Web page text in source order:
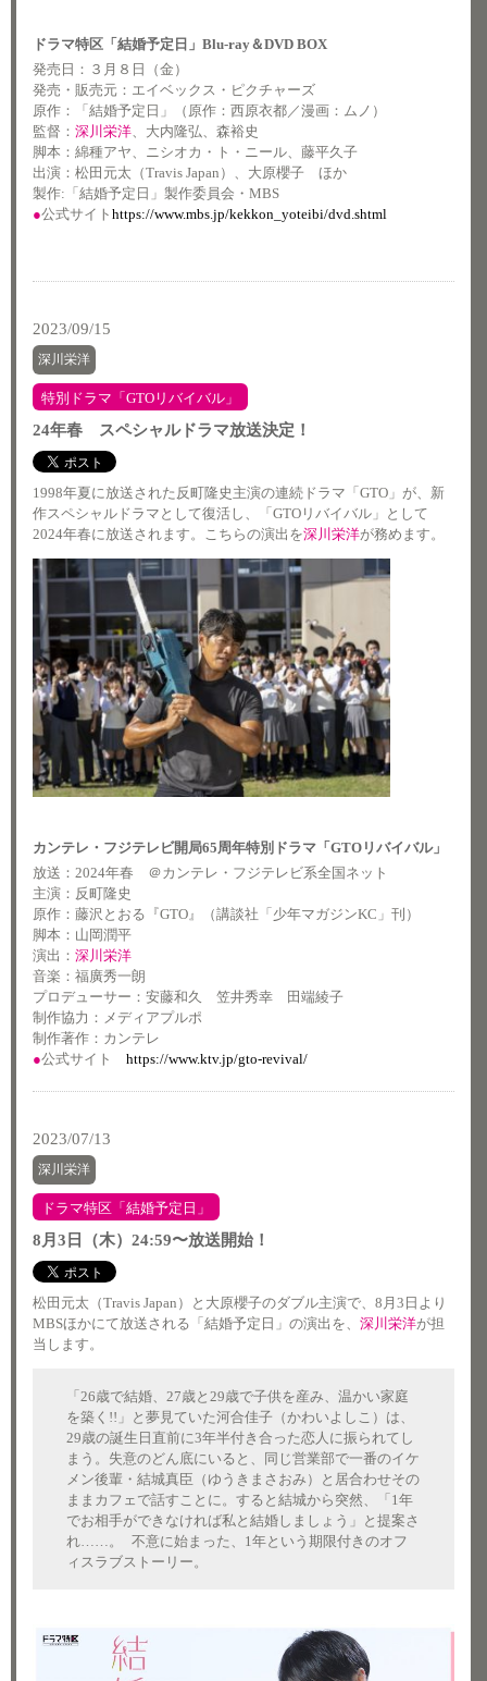
ドラマ特区「結婚予定日」Blu-ray＆DVD BOX
発売日：３月８日（金）
発売・販売元：エイベックス・ピクチャーズ
原作：「結婚予定日」（原作：西原衣都／漫画：ムノ）
監督： 深川栄洋 、大内隆弘、森裕史
脚本：綿種アヤ、ニシオカ・ト・ニール、藤平久子
出演：松田元太（Travis Japan）、大原櫻子 ほか
製作:「結婚予定日」製作委員会・MBS
●公式サイト https://www.mbs.jp/kekkon_yoteibi/dvd.shtml
2023/09/15
深川栄洋
特別ドラマ「GTOリバイバル」
24年春 スペシャルドラマ放送決定！
1998年夏に放送された 反町隆史 主演の連続ドラマ「GTO」が、新
作スペシャルドラマとして復活し、「GTOリバイバル」として
2024年春に放送されます。こちらの演出を深川栄洋が務めます。
カンテレ・フジテレビ開局65周年特別ドラマ「GTOリバイバル」
放送：2024年春 ＠カンテレ・フジテレビ系全国ネット
主演：反町隆史
原作：藤沢とおる『GTO』（講談社「少年マガジンKC」刊）
脚本：山岡潤平
演出： 深川栄洋
音楽：福廣秀一朗
プロデューサー：安藤和久 笠井秀幸 田端綾子
制作協力：メディアプルポ
制作著作：カンテレ
●公式サイト https://www.ktv.jp/gto-revival/
2023/07/13
深川栄洋
ドラマ特区「結婚予定日」
8月3日（木）24:59〜放送開始！
松田元太（Travis Japan）と大原櫻子のダブル主演で、8月3日より
MBSほかにて放送される「結婚予定日」の演出を、 深川栄洋が担
当します。
「26歳で結婚、27歳と29歳で子供を産み、温かい家庭
を築く!!」と夢見ていた河合佳子（かわいよしこ）は、
29歳の誕生日直前に3年半付き合った恋人に振られてし
まう。失意のどん底にいると、同じ営業部で一番のイケ
メン後輩・結城真臣（ゆうきまさおみ）と居合わせその
ままカフェで話すことに。すると結城から突然、「1年
でお相手ができなければ私と結婚しましょう」と提案さ
れ……。 不意に始まった、1年という期限付きのオフ
ィスラブストーリー。